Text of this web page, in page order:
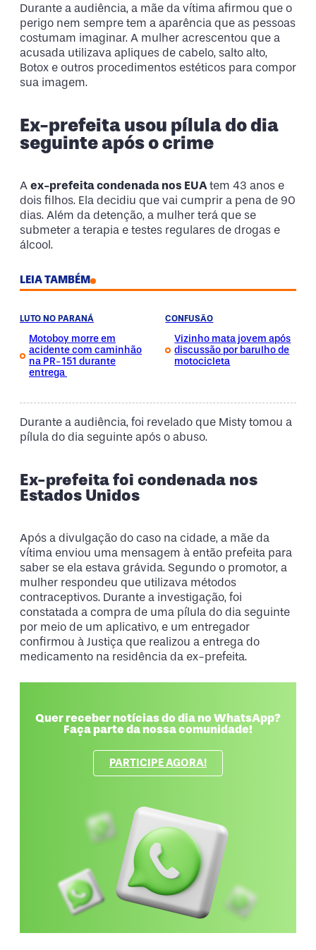
Durante a audiência, a mãe da vítima afirmou que o
perigo nem sempre tem a aparência que as pessoas
costumam imaginar. A mulher acrescentou que a
acusada utilizava apliques de cabelo, salto alto,
Botox e outros procedimentos estéticos para compor
sua imagem.
Ex-prefeita usou pílula do dia
seguinte após o crime
A ex-prefeita condenada nos EUAtem 43 anos e
dois filhos. Ela decidiu que vai cumprir a pena de 90
dias. Além da detenção, a mulher terá que se
submeter a terapia e testes regulares de drogas e
álcool.
LEIA TAMBÉM
LUTO NO PARANÁ
Motoboy morre em
acidente com caminhão
na PR-151 durante
entrega
CONFUSÃO
Vizinho mata jovem após
discussão por barulho de
motocicleta
Durante a audiência, foi revelado que Misty tomou a
pílula do dia seguinte após o abuso.
Ex-prefeita foi condenada nos
Estados Unidos
Após a divulgação do caso na cidade, a mãe da
vítima enviou uma mensagem à então prefeita para
saber se ela estava grávida. Segundo o promotor, a
mulher respondeu que utilizava métodos
contraceptivos. Durante a investigação, foi
constatada a compra de uma pílula do dia seguinte
por meio de um aplicativo, e um entregador
confirmou à Justiça que realizou a entrega do
medicamento na residência da ex-prefeita.
Quer receber notícias do dia no WhatsApp?
Faça parte da nossa comunidade!
PARTICIPE AGORA!